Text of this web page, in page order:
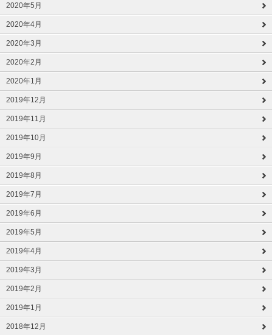
2020年5月
2020年4月
2020年3月
2020年2月
2020年1月
2019年12月
2019年11月
2019年10月
2019年9月
2019年8月
2019年7月
2019年6月
2019年5月
2019年4月
2019年3月
2019年2月
2019年1月
2018年12月